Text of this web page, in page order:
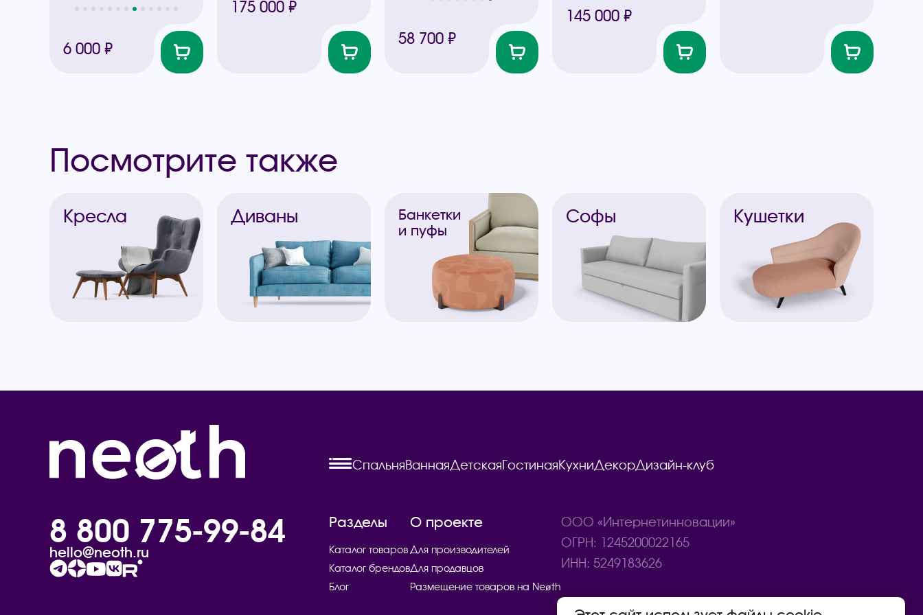
6 000 ₽
175 000 ₽
58 700 ₽
145 000 ₽
Посмотрите также
Кресла Диваны
Банкетки
и пуфы
Софы Кушетки
СпальняВаннаяДетскаяГостинаяКухниДекорДизайн-клуб
8 800 775-99-84
hello@neoth.ru
Разделы
Каталог товаров
Каталог брендов
Блог
О проекте
Для производителей
Для продавцов
Размещение товаров на Neøth
ООО «Интернетинновации»
ОГРН: 1245200022165
ИНН: 5249183626